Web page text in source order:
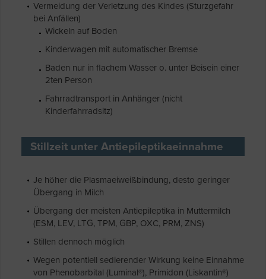
Vermeidung der Verletzung des Kindes (Sturzgefahr
bei Anfällen)
Wickeln auf Boden
Kinderwagen mit automatischer Bremse
Baden nur in flachem Wasser o. unter Beisein einer
2ten Person
Fahrradtransport in Anhänger (nicht
Kinderfahrradsitz)
Stillzeit unter Antiepileptikaeinnahme
Je höher die Plasmaeiweißbindung, desto geringer
Übergang in Milch
Übergang der meisten Antiepileptika in Muttermilch
(ESM, LEV, LTG, TPM, GBP, OXC, PRM, ZNS)
Stillen dennoch möglich
Wegen potentiell sedierender Wirkung keine Einnahme
von Phenobarbital (Luminal®), Primidon (Liskantin®)